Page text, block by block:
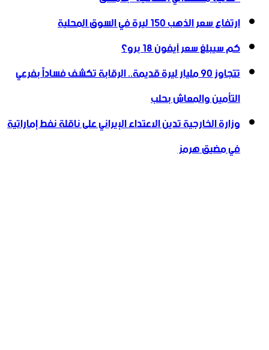
ارتفاع سعر الذهب 150 ليرة في السوق المحلية‎
كم سيبلغ سعر آيفون 18 برو؟
تتجاوز ‌‏90 مليار ليرة قديمة.. الرقابة تكشف فساداً بفرعي
التأمين والمعاش بحلب
وزارة الخارجية تدين الاعتداء الإيراني على ناقلة نفط إماراتية
في مضيق هرمز ‏